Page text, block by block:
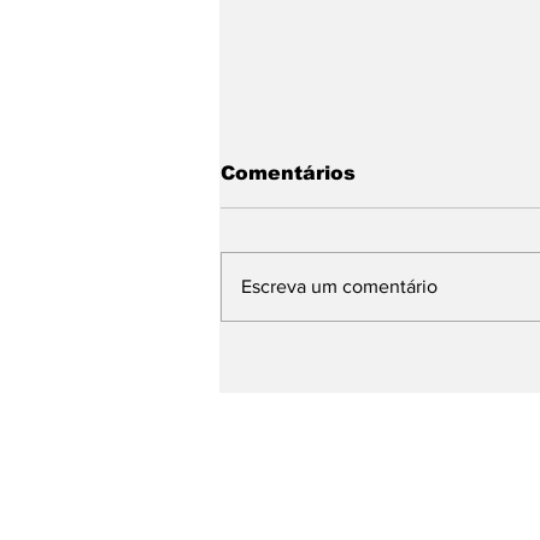
Comentários
Escreva um comentário